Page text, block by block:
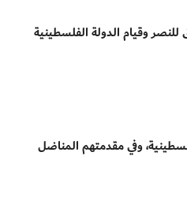
وقيام الدولة الفلسطينية
وفي مقدمتهم المناضل